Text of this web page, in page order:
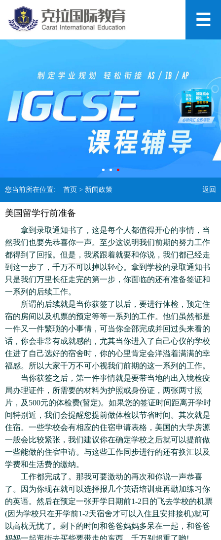
您当前所在位置: 首页 > 新闻政策 返回
美国留学行前准备
拿到录取通知书了，这是每个人都值得开心的事情，当
然我们也要先恭喜你一声。至少这说明我们前期的努力工作
都得到了回报。但是，我紧跟着就要和你说，我们都已经走
到这一步了，千万不可以掉以轻心。拿到学校的录取通知书
只是我们万里长征走完的第一步，你面临的还有准备签证和
一系列的后续工作。
所谓的后续就是当你获签了以后，要进行体检，预定住
宿的房间以及机票的预定等等一系列的工作。他们虽然都是
一件又一件繁琐的小事情，可当你全部完成并回过头来看的
话，你会非常有成就感的，尤其当你进入了自己心仪的学校
住进了自己选好的宿舍时，你的心里肯定会洋溢着满满的幸
福感。所以大家千万不可小视我们前期的这一系列的工作。
当你获签之后，第一件事情就是要带当地的出入境检疫
局办理证件，所需要的材料为护照或身份证，两张两寸照
片，及500元的体检费(暂定)。如果您的签证时间距离开学时
间特别近，我们会提醒您提前做体检以节省时间。其次就是
住宿。一些学校会有相应的住宿申请表格，美国的大学房源
一般会比较紧张，我们建议你在确定学校之后就可以提前做
一些能做的住宿申请。与这些工作同步进行的还有换汇以及
学费和生活费的缴纳。
工作都完成了。那我可要激动的再次和你说一声恭喜
了。因为你现在就可以选择报几个英语培训班再勤加练习你
的英语。然后在预定一张开学日期前1-2日的飞去学校的机票
(因为学校只在开学前1-2天宿舍才可以入住且安排接机)就可
以高枕无忧了。剩下的时间和爸爸妈妈多呆在一起，和爸爸
妈妈一起逛街去买些要带走的东西。千万别超重了哟!